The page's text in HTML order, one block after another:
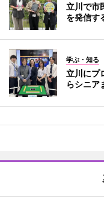
立川で市
を発信す
学ぶ・知る
立川にプ
らシニア